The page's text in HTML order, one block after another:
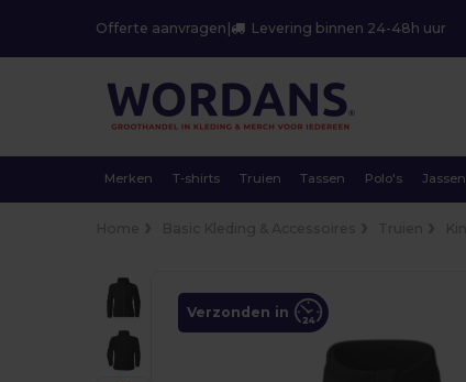
Offerte aanvragen Levering binnen 24-48h uur
Merken T-shirts Truien Tassen Polo's Jassen
Verzonden in